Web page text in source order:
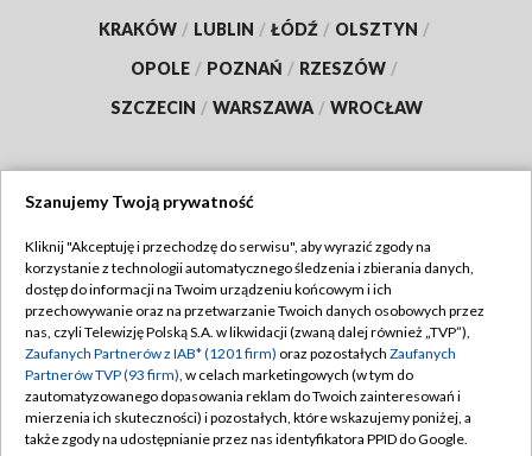
KRAKÓW / LUBLIN / ŁÓDŹ / OLSZTYN /
OPOLE / POZNAŃ / RZESZÓW /
SZCZECIN / WARSZAWA / WROCŁAW
TVP
Abonament TVP
Emisja w TVP
Centrum informacji TVP
Naziemna Telewizja Cyfrowa
Regulamin TVP
Polityka prywatności
Moje zgody
Pomoc
Szanujemy Twoją prywatność
Kliknij "Akceptuję i przechodzę do serwisu", aby wyrazić zgody na
korzystanie z technologii automatycznego śledzenia i zbierania danych,
dostęp do informacji na Twoim urządzeniu końcowym i ich
przechowywanie oraz na przetwarzanie Twoich danych osobowych przez
nas, czyli Telewizję Polską S.A. w likwidacji (zwaną dalej również „TVP”),
Zaufanych Partnerów z IAB* (1201 firm) oraz pozostałych Zaufanych
Partnerów TVP (93 firm), w celach marketingowych (w tym do
zautomatyzowanego dopasowania reklam do Twoich zainteresowań i
mierzenia ich skuteczności) i pozostałych, które wskazujemy poniżej, a
także zgody na udostępnianie przez nas identyfikatora PPID do Google.